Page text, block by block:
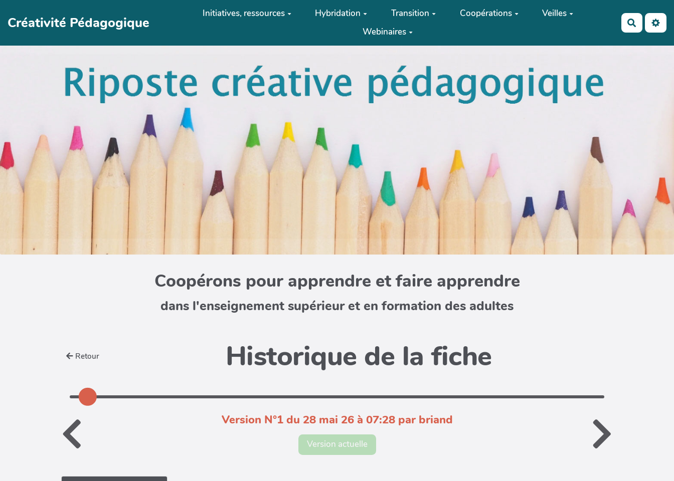
Créativité Pédagogique
Initiatives, ressources Hybridation Transition Coopérations
Veilles
Webinaires
Coopérons pour apprendre et faire apprendre
dans l'enseignement supérieur et en formation des adultes
Retour Historique de la fiche
Version N°1 du 28 mai 26 à 07:28 par briand
Version actuelle